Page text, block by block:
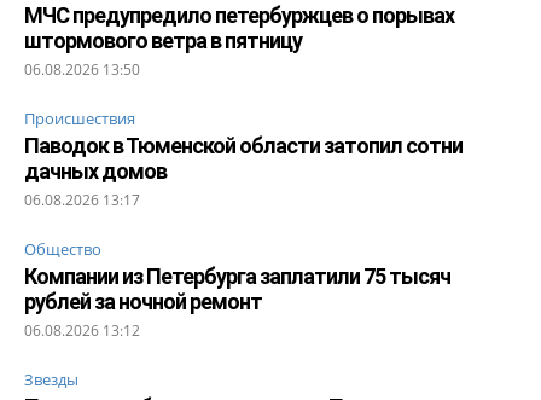
МЧС предупредило петербуржцев о порывах
штормового ветра в пятницу
06.08.2026 13:50
Происшествия
Паводок в Тюменской области затопил сотни
дачных домов
06.08.2026 13:17
Общество
Компании из Петербурга заплатили 75 тысяч
рублей за ночной ремонт
06.08.2026 13:12
Звезды